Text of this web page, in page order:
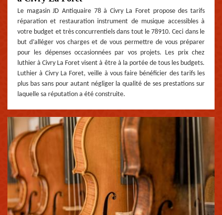
Le magasin JD Antiquaire 78 à Civry La Foret propose des tarifs
réparation et restauration instrument de musique accessibles à
votre budget et très concurrentiels dans tout le 78910. Ceci dans le
but d’alléger vos charges et de vous permettre de vous préparer
pour les dépenses occasionnées par vos projets. Les prix chez
luthier à Civry La Foret visent à être à la portée de tous les budgets.
Luthier à Civry La Foret, veille à vous faire bénéficier des tarifs les
plus bas sans pour autant négliger la qualité de ses prestations sur
laquelle sa réputation a été construite.